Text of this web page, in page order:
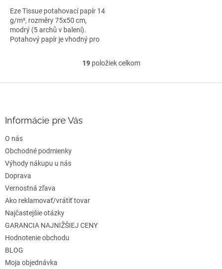
Eze Tissue potahovací papír 14
g/m², rozměry 75x50 cm,
modrý (5 archů v balení).
Potahový papír je vhodný pro
O
l
19položiek celkom
e
Informácie pre Vás
O nás
Obchodné podmienky
Výhody nákupu u nás
Doprava
Vernostná zľava
Ako reklamovať/vrátiť tovar
Najčastejšie otázky
GARANCIA NAJNIŽŠIEJ CENY
Hodnotenie obchodu
BLOG
Moja objednávka